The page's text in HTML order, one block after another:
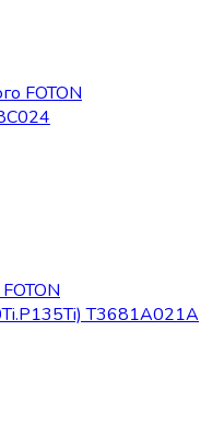
FOTON
Т3681А021А